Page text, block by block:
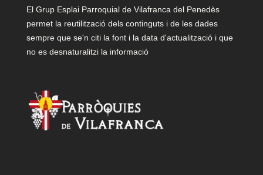
El Grup Esplai Parroquial de Vilafranca del Penedès
permet la reutilització dels continguts i de les dades
sempre que se'n citi la font i la data d'actualització i que
no es desnaturalitzi la informació